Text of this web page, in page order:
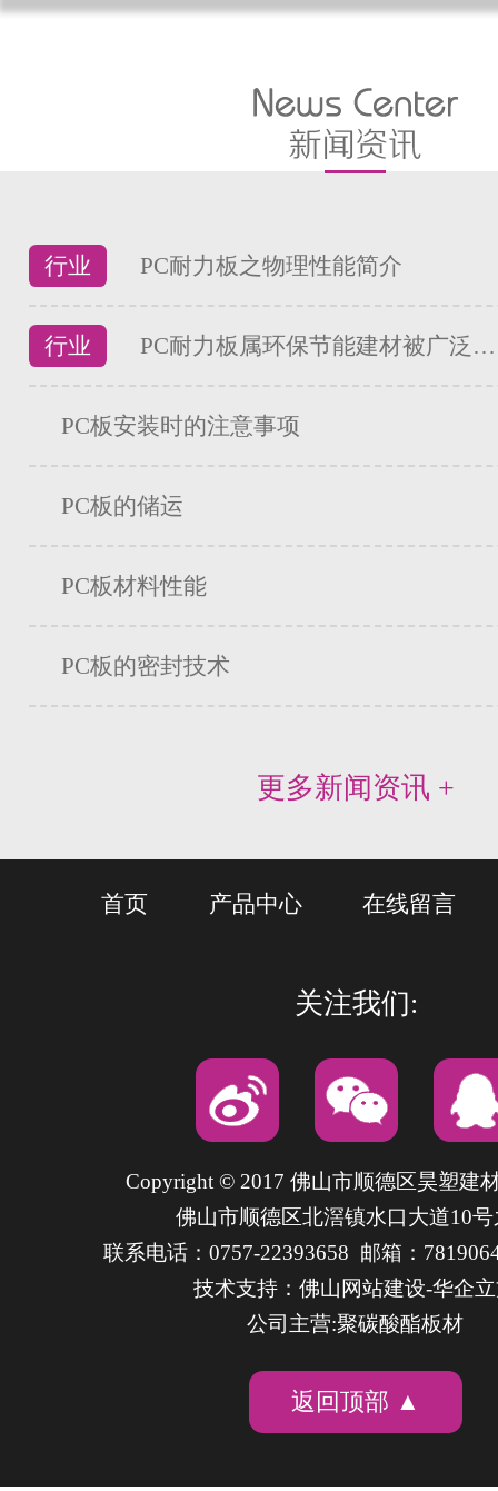
行业 PC耐力板之物理性能简介
行业 PC耐力板属环保节能建材被广泛…
PC板安装时的注意事项
PC板的储运
PC板材料性能
PC板的密封技术
更多新闻资讯 +
首页 产品中心 在线留言
关注我们:
Copyright © 2017 佛山市顺德区昊塑建
佛山市顺德区北滘镇水口大道10
联系电话：0757-22393658 邮箱：
技术支持：佛山网站建设-华企
公司主营:聚碳酸酯板材
返回顶部 ▲